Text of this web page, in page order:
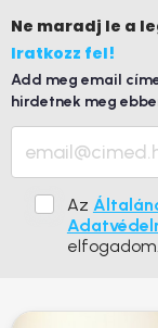
Ne maradj le a
Iratkozz fel!
Add meg email
hirdetnek meg
Az
elfogadom.